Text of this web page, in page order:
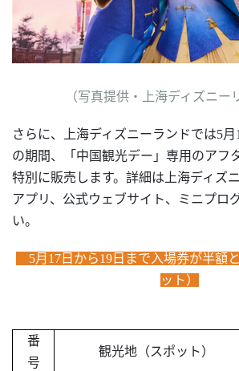
（写真提供・上海ディズニー
さらに、上海ディズニーランドでは5月1
の期間、「中国観光デー」専用のアフ
特別に販売します。詳細は上海ディズ
アプリ、公式ウェブサイト、ミニプロ
い。
5月17日から19日まで入場券が半額
ット）
番
号
観光地（スポット）